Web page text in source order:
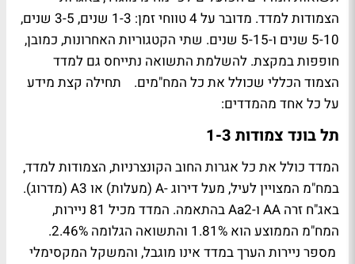
הצמודות למדד. מדובר על 4 טווחי זמן: 1-3 שנים, 3-5 שנים,
5-10 שנים ו-5-15 שנים. שתי הקטגוריות האחרונות, כמובן,
חופפות במקצת. להשלמת התשואה נתייחס גם למדד
הצמוד הכללי שכולל את כל המח"מים. תחילה קצת מידע
על כל אחד מהמדדים:
תל בונד צמודות 1-3
המדד כולל את כל אגרות החוב הקונצרניות, הצמודות למדד,
במח"מ המצויין לעיל, מעל דירוג -A (מעלות) או A3 (מדרוג).
באג"ח זרה AA ו-Aa2 בהתאמה. המדד מכיל 81 ניירות,
המח"מ הממוצע הוא 1.81% והתשואה הגלומה 2.46%.
מספר ניירות הערך במדד אינו מוגבל, והמשקל המקסימלי